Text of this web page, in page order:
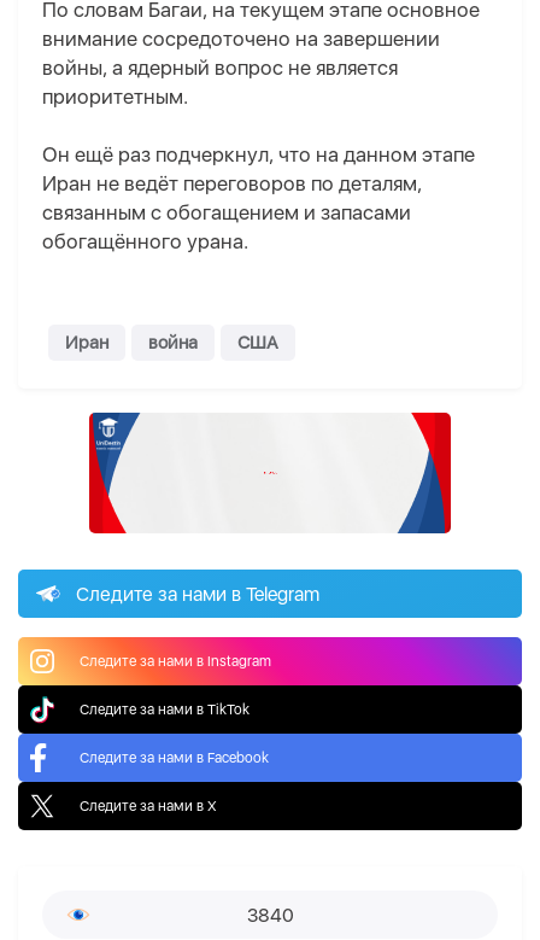
По словам Багаи, на текущем этапе основное
внимание сосредоточено на завершении
войны, а ядерный вопрос не является
приоритетным.
Он ещё раз подчеркнул, что на данном этапе
Иран не ведёт переговоров по деталям,
связанным с обогащением и запасами
обогащённого урана.
Иран война США
Следите за нами в Telegram
Следите за нами в Instagram
Следите за нами в TikTok
Следите за нами в Facebook
Следите за нами в X
3840